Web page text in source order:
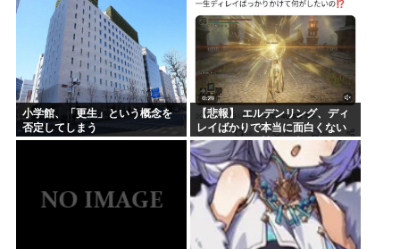
小学館、「更生」という概念を
否定してしまう
【悲報】 エルデンリング、ディ
レイばかりで本当に面白くない
このゲーム←賛同の声が多数…